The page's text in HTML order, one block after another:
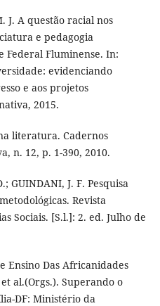
J. A questão racial nos
e pedagogia
Federal Fluminense. In:
evidenciando
e aos projetos
2015.
literatura. Cadernos
n. 12, p. 1-390, 2010.
GUINDANI, J. F. Pesquisa
Revista
Sociais. [S.l.]: 2. ed. Julho de
Ensino Das Africanidades
al.(Orgs.). Superando o
DF: Ministério da